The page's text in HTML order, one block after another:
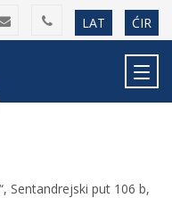
LAT ĆIR
Sentandrejski put 106 b,